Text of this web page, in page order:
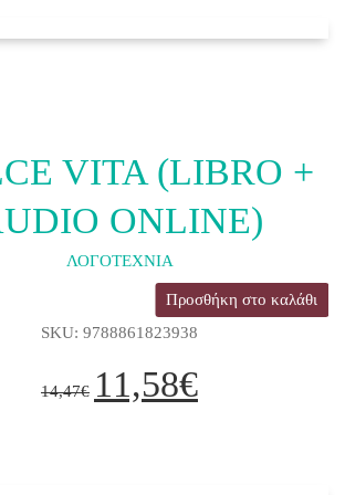
VITA (LIBRO +
ONLINE)
ΛΟΓΟΤΕΧΝΙΑ
Προσθήκη στο καλάθι
SKU: 9788861823938
14,47€ 11,58€τρέχουσα